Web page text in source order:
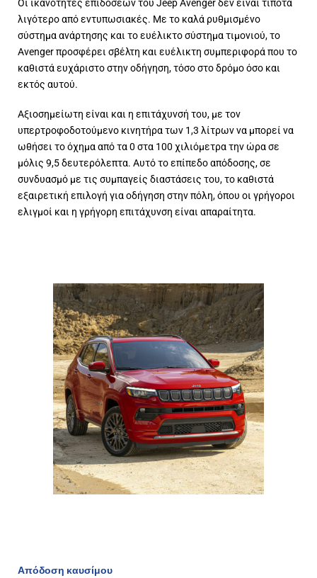
Οι ικανότητες επιδόσεων του Jeep Avenger δεν είναι τίποτα
λιγότερο από εντυπωσιακές. Με το καλά ρυθμισμένο
σύστημα ανάρτησης και το ευέλικτο σύστημα τιμονιού, το
Avenger προσφέρει σβέλτη και ευέλικτη συμπεριφορά που το
καθιστά ευχάριστο στην οδήγηση, τόσο στο δρόμο όσο και
εκτός αυτού.
Αξιοσημείωτη είναι και η επιτάχυνσή του, με τον
υπερτροφοδοτούμενο κινητήρα των 1,3 λίτρων να μπορεί να
ωθήσει το όχημα από τα 0 στα 100 χιλιόμετρα την ώρα σε
μόλις 9,5 δευτερόλεπτα. Αυτό το επίπεδο απόδοσης, σε
συνδυασμό με τις συμπαγείς διαστάσεις του, το καθιστά
εξαιρετική επιλογή για οδήγηση στην πόλη, όπου οι γρήγοροι
ελιγμοί και η γρήγορη επιτάχυνση είναι απαραίτητα.
Απόδοση καυσίμου